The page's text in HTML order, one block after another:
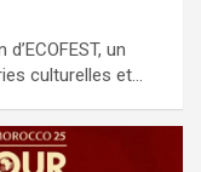
un
culturelles et…